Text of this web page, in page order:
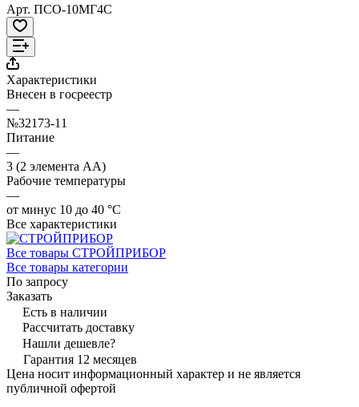
Арт. ПСО-10МГ4С
Характеристики
Внесен в госреестр
—
№32173-11
Питание
—
3 (2 элемента АА)
Рабочие температуры
—
от минус 10 до 40 °С
Все характеристики
Все товары СТРОЙПРИБОР
Все товары категории
По запросу
Заказать
Есть в наличии
Рассчитать доставку
Нашли дешевле?
Гарантия 12 месяцев
Цена носит информационный характер и не является
публичной офертой